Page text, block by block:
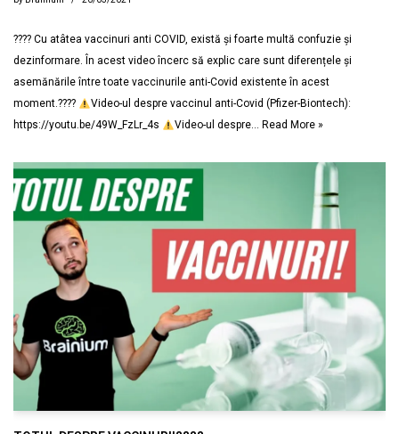
???? Cu atâtea vaccinuri anti COVID, există și foarte multă confuzie și
dezinformare. În acest video încerc să explic care sunt diferențele și
asemănările între toate vaccinurile anti-Covid existente în acest
moment.????
Video-ul despre vaccinul anti-Covid (Pfizer-Biontech):
https://youtu.be/49W_FzLr_4s
Video-ul despre… Read More »